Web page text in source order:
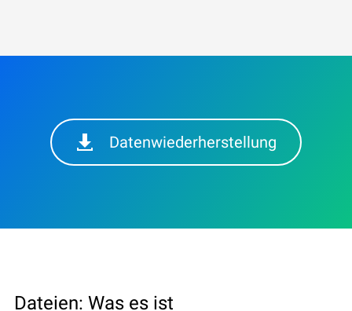
Datenwiederherstellung
Dateien: Was es ist